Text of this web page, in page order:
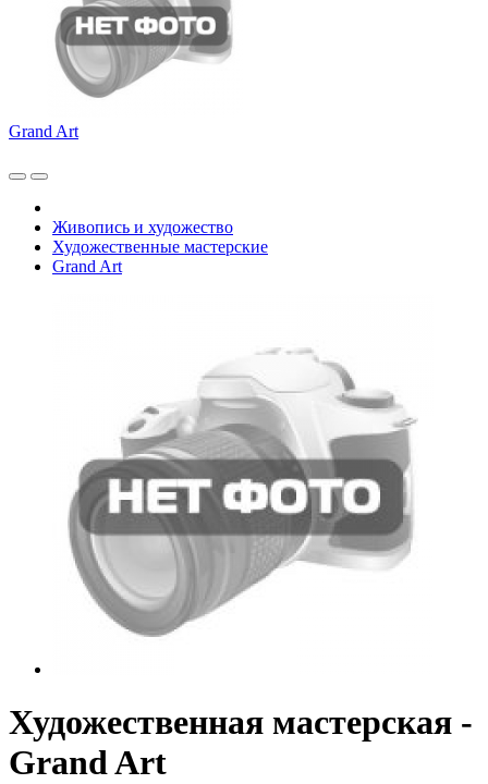
Grand Art
Живопись и художество
Художественные мастерские
Grand Art
Художественная мастерская -
Grand Art